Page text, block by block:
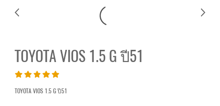
TOYOTA VIOS 1.5 G ปี51
TOYOTA VIOS 1.5 G ปี51